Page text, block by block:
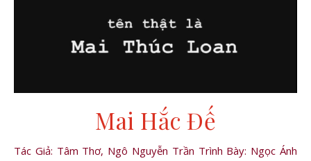
Mai Hắc Đế
Tác Giả: Tâm Thơ, Ngô Nguyễn Trần Trình Bày: Ngọc Ánh